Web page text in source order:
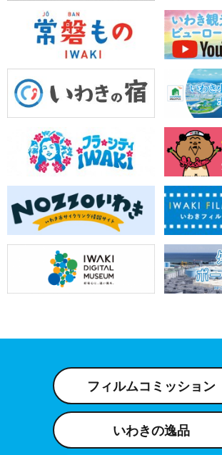
フィルムコミッション
いわきの逸品